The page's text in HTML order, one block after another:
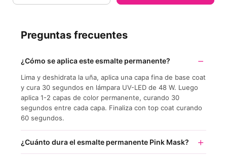
Preguntas frecuentes
¿Cómo se aplica este esmalte permanente?
Lima y deshidrata la uña, aplica una capa fina de base coat
y cura 30 segundos en lámpara UV-LED de 48 W. Luego
aplica 1-2 capas de color permanente, curando 30
segundos entre cada capa. Finaliza con top coat curando
60 segundos.
¿Cuánto dura el esmalte permanente Pink Mask?